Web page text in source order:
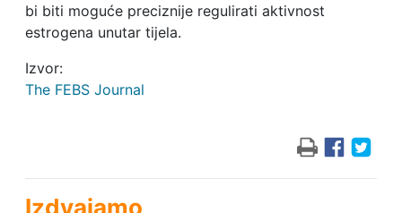
bi biti moguće preciznije regulirati aktivnost
estrogena unutar tijela.
Izvor:
The FEBS Journal